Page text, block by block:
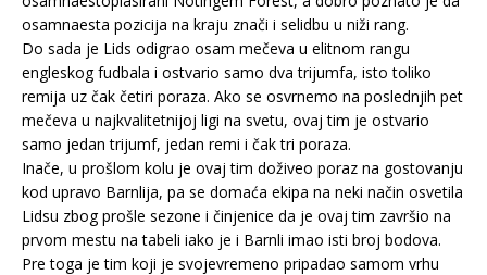
osamnaesta pozicija na kraju znači i selidbu u niži rang.
Do sada je Lids odigrao osam mečeva u elitnom rangu
engleskog fudbala i ostvario samo dva trijumfa, isto toliko
remija uz čak četiri poraza. Ako se osvrnemo na poslednjih pet
mečeva u najkvalitetnijoj ligi na svetu, ovaj tim je ostvario
samo jedan trijumf, jedan remi i čak tri poraza.
Inače, u prošlom kolu je ovaj tim doživeo poraz na gostovanju
kod upravo Barnlija, pa se domaća ekipa na neki način osvetila
Lidsu zbog prošle sezone i činjenice da je ovaj tim završio na
prvom mestu na tabeli iako je i Barnli imao isti broj bodova.
Pre toga je tim koji je svojevremeno pripadao samom vrhu